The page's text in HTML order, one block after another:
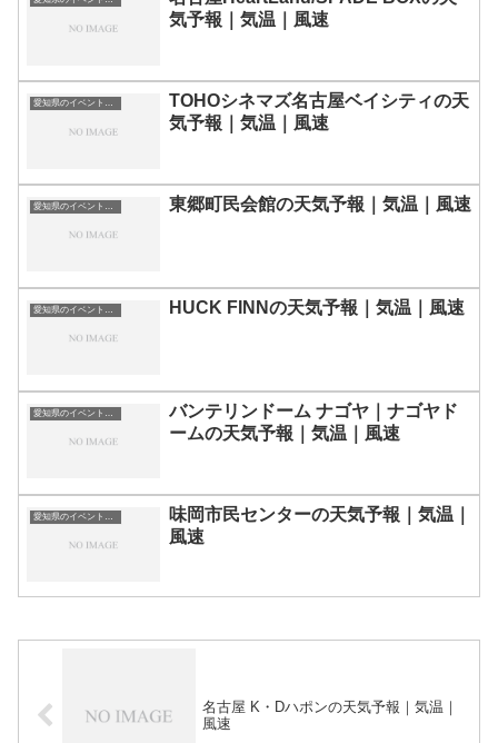
気予報｜気温｜風速
愛知県のイベント会場一覧
TOHOシネマズ名古屋ベイシティの天
気予報｜気温｜風速
愛知県のイベント会場一覧 東郷町民会館の天気予報｜気温｜風速
HUCK FINNの天気予報｜気温｜風速
バンテリンドーム ナゴヤ｜ナゴヤド
ームの天気予報｜気温｜風速
味岡市民センターの天気予報｜気温｜
風速
名古屋 K・Dハポンの天気予報｜気温｜
風速